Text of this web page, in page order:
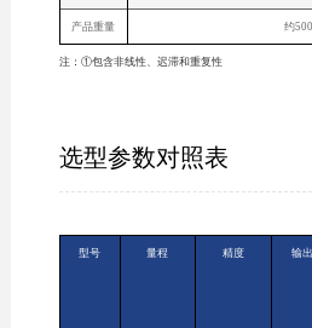
产品重量 约
注：①包含非线性、迟滞和重复性
选型参数对照表
型号 量程 精度 输出